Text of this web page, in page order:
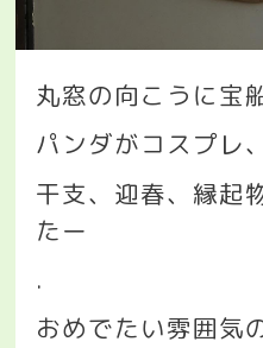
丸窓の向こうに宝
パンダがコスプレ
干支、迎春、縁起
たー
.
おめでたい雰囲気